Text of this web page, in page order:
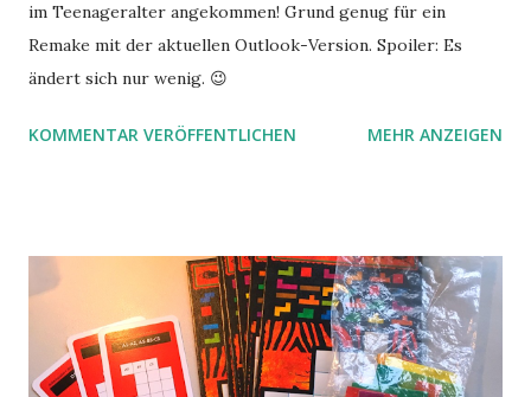
im Teenageralter angekommen! Grund genug für ein
Remake mit der aktuellen Outlook-Version. Spoiler: Es
ändert sich nur wenig. 😉
KOMMENTAR VERÖFFENTLICHEN MEHR ANZEIGEN